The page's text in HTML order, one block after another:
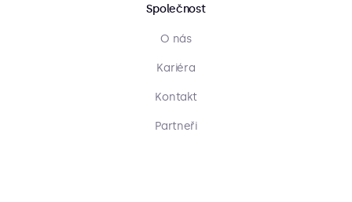
Společnost
O nás
Kariéra
Kontakt
Partneři